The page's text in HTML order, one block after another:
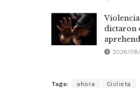
dictaron
2026/
Tags: ahora Ciclista